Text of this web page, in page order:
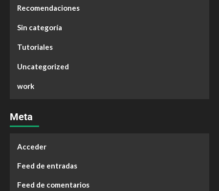
Recomendaciones
Sin categoría
Tutoriales
Uncategorized
work
Meta
Acceder
Feed de entradas
Feed de comentarios